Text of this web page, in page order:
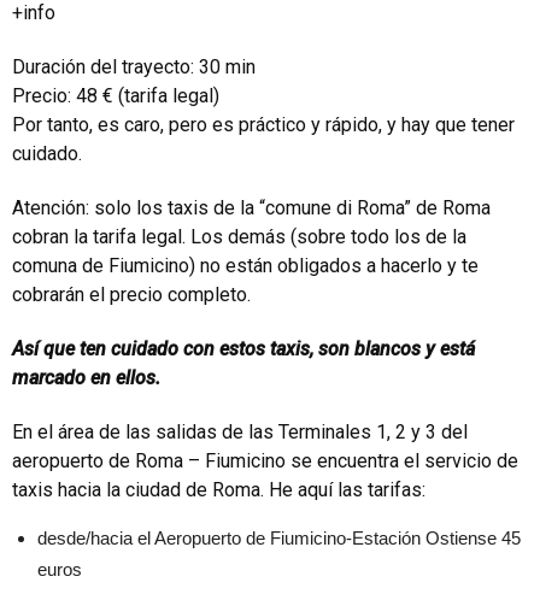
+info
Duración del trayecto: 30 min
Precio: 48 € (tarifa legal)
Por tanto, es caro, pero es práctico y rápido, y hay que tener
cuidado.
Atención: solo los taxis de la “comune di Roma” de Roma
cobran la tarifa legal. Los demás (sobre todo los de la
comuna de Fiumicino) no están obligados a hacerlo y te
cobrarán el precio completo.
Así que ten cuidado con estos taxis, son blancos y está
marcado en ellos.
En el área de las salidas de las Terminales 1, 2 y 3 del
aeropuerto de Roma – Fiumicino se encuentra el servicio de
taxis hacia la ciudad de Roma. He aquí las tarifas:
desde/hacia el Aeropuerto de Fiumicino-Estación Ostiense 45
euros